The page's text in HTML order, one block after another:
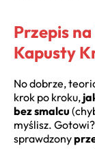
Przepis
Kapusty
No dobrze,
krok po kroku,
bez smalcu
myślisz.
sprawdzony